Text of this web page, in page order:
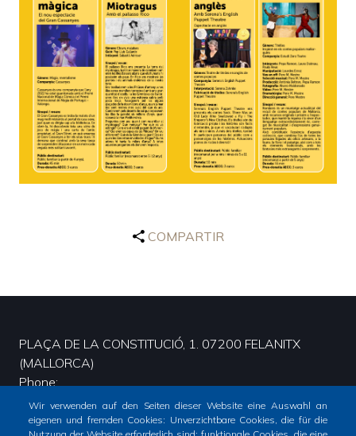
COMPARTIR
PLAÇA DE LA CONSTITUCIÓ, 1. 07200 FELANITX
(MALLORCA)
Phone
+34 971 58 00 51 - CIF: P0702200G FACTURACIÓ - FACE:
L01070223.
Wir verwenden auf den Seiten dieser Website eine Auswahl an
eigenen und fremden Cookies: Unverzichtbare Cookies, die für die